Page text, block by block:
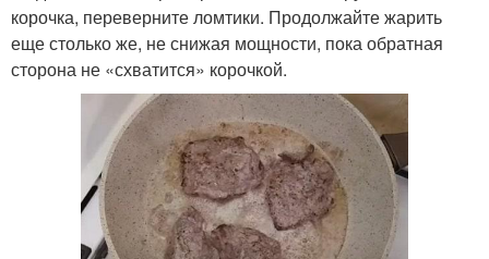
корочка, переверните ломтики. Продолжайте жарить
еще столько же, не снижая мощности, пока обратная
сторона не «схватится» корочкой.